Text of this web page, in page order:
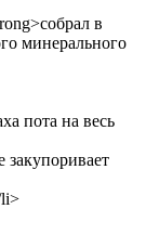
в
минерального
пота на весь